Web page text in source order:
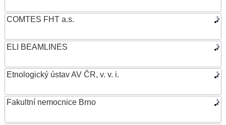
COMTES FHT a.s.
ELI BEAMLINES
Etnologický ústav AV ČR, v. v. i.
Fakultní nemocnice Brno